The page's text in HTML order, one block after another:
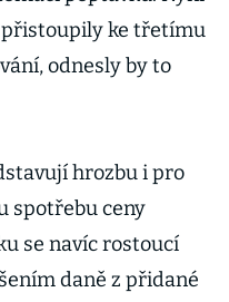
přistoupily ke třetímu
odnesly by to
hrozbu i pro
spotřebu ceny
se navíc rostoucí
daně z přidané